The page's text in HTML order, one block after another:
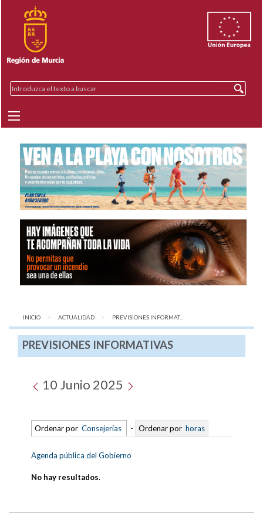
INICIO ACTUALIDAD AQUÍ:
PREVISIONES INFORMAT...
PREVISIONES INFORMATIVAS
10 Junio 2025
Ordenar por Consejerías - Ordenar por horas
Agenda pública del Gobierno
No hay resultados.